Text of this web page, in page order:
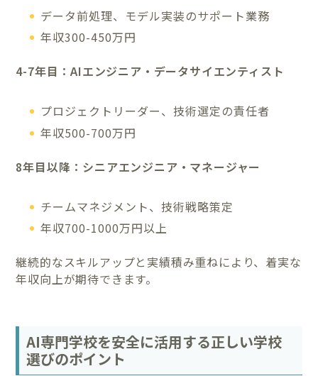
データ前処理、モデル実装のサポート業務
年収300-450万円
4-7年目：AIエンジニア・データサイエンティスト
プロジェクトリーダー、技術選定の責任者
年収500-700万円
8年目以降：シニアエンジニア・マネージャー
チームマネジメント、技術戦略策定
年収700-1000万円以上
継続的なスキルアップと実績積み重ねにより、着実な
年収向上が期待できます。
AI専門学校を安全に活用する正しい学校
選びのポイント